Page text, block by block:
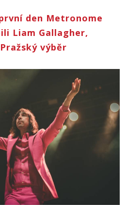
den Metronome
Liam Gallagher,
výběr